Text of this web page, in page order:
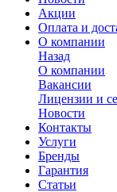
Акции
Оплата и
О компании
Назад
О компании
Вакансии
Лицензии и
Новости
Контакты
Услуги
Бренды
Гарантия
Статьи